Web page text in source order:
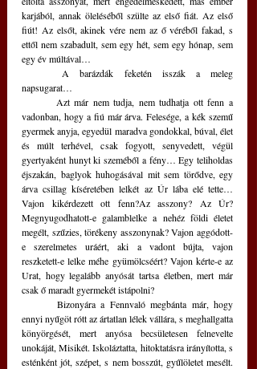
karjából, annak öleléséből szülte az első fiát. Az első
fiút! Az elsőt, akinek vére nem az ő véréből fakad, s
ettől nem szabadult, sem egy hét, sem egy hónap, sem
egy év múltával…
napsugarat…
vadonban, hogy a fiú már árva. Felesége, a kék szemű
gyermek anyja, egyedül maradva gondokkal, búval, élet
és múlt terhével, csak fogyott, senyvedett, végül
gyertyaként hunyt ki szeméből a fény… Egy teliholdas
éjszakán, baglyok huhogásával mit sem törődve, egy
árva csillag kíséretében lelkét az Úr lába elé tette…
Vajon kikérdezett ott fenn?Az asszony? Az Úr?
Megnyugodhatott-e galamblelke a nehéz földi életet
megélt, szűzies, törékeny asszonynak? Vajon aggódott-
e szerelmetes uráért, aki a vadont bújta, vajon
reszketett-e lelke méhe gyümölcséért? Vajon kérte-e az
Urat, hogy legalább anyósát tartsa életben, mert már
csak ő maradt gyermekét istápolni?
ennyi nyűgöt rótt az ártatlan lélek vállára, s meghallgatta
könyörgését, mert anyósa becsületesen felnevelte
unokáját, Misikét. Iskoláztatta, hitoktatásra irányította, s
esténként jót, szépet, s nem bosszút, gyűlöletet mesélt.